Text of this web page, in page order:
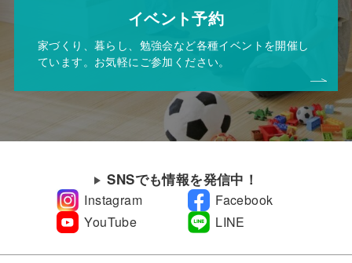
イベント予約
家づくり、暮らし、勉強会など各種イベントを開催し
ています。お気軽にご参加ください。
SNSでも情報を発信中！
Instagram
Facebook
YouTube
LINE